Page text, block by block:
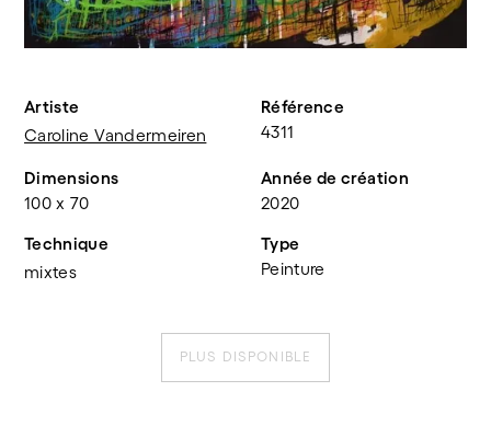
Artiste
Caroline Vandermeiren
Référence
4311
Dimensions
100 x 70
Année de création
2020
Technique
mixtes
Type
Peinture
PLUS DISPONIBLE